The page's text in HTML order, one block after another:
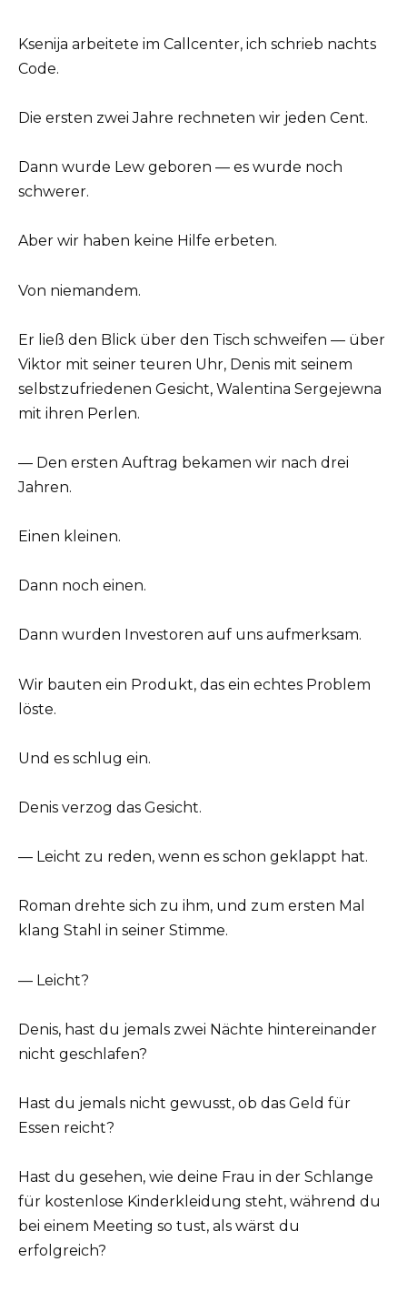
Ksenija arbeitete im Callcenter, ich schrieb nachts
Code.
Die ersten zwei Jahre rechneten wir jeden Cent.
Dann wurde Lew geboren — es wurde noch
schwerer.
Aber wir haben keine Hilfe erbeten.
Von niemandem.
Er ließ den Blick über den Tisch schweifen — über
Viktor mit seiner teuren Uhr, Denis mit seinem
selbstzufriedenen Gesicht, Walentina Sergejewna
mit ihren Perlen.
— Den ersten Auftrag bekamen wir nach drei
Jahren.
Einen kleinen.
Dann noch einen.
Dann wurden Investoren auf uns aufmerksam.
Wir bauten ein Produkt, das ein echtes Problem
löste.
Und es schlug ein.
Denis verzog das Gesicht.
— Leicht zu reden, wenn es schon geklappt hat.
Roman drehte sich zu ihm, und zum ersten Mal
klang Stahl in seiner Stimme.
— Leicht?
Denis, hast du jemals zwei Nächte hintereinander
nicht geschlafen?
Hast du jemals nicht gewusst, ob das Geld für
Essen reicht?
Hast du gesehen, wie deine Frau in der Schlange
für kostenlose Kinderkleidung steht, während du
bei einem Meeting so tust, als wärst du
erfolgreich?